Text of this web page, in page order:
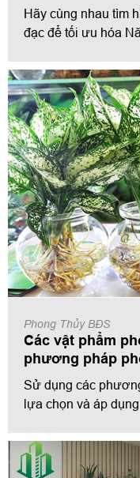
Hãy cùng nhau tìm
đạc để tối ưu hóa
thủy ngôi nhà của
Phong Thủy BĐS
Các vật phẩm
phương pháp
Sử dụng các
lựa chọn và áp